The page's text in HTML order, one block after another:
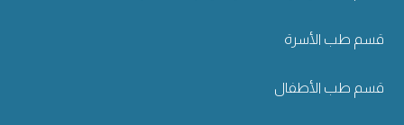
قسم طب الأسرة
قسم طب الأطفال